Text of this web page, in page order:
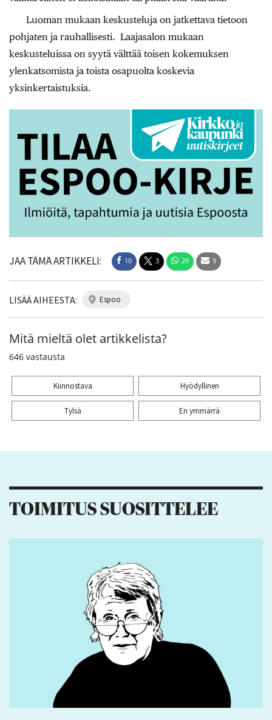
Luoman mukaan keskusteluja on jatkettava tietoon
pohjaten ja rauhallisesti. Laajasalon mukaan
keskusteluissa on syytä välttää toisen kokemuksen
ylenkatsomista ja toista osapuolta koskevia
yksinkertaistuksia.
JAA TÄMÄ ARTIKKELI: 10 3 29 9
LISÄÄ AIHEESTA: espoo
Mitä mieltä olet artikkelista?
646 vastausta
Kiinnostava Hyödyllinen
Tylsä En ymmärrä
TOIMITUS SUOSITTELEE